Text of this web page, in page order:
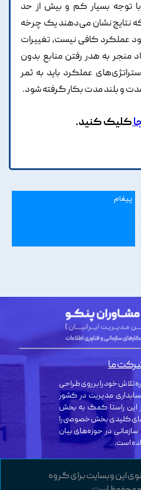
توجه بسیار کم و بیش از حد
نتایج نشان می‌دهند یک چرخه
عملکرد کافی نیست، تغییرات
منجر به هدر رفتن منابع بدون
عملکرد باید به ثمر
و بلند مدت بکار گرفته شود.
کلیک کنید.
این وبسایت برای گروه
تلاش خود را بر روی طراحی
مدیریت در کشور
این راستا کمک به بخش
کلیدی بخش خصوصی را
در حوزه‌های بیان
است.
ما